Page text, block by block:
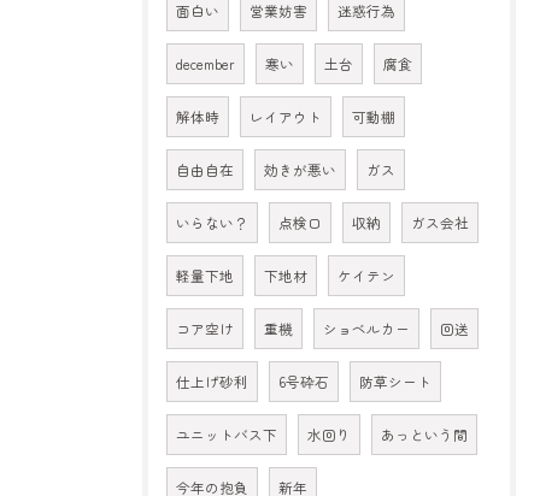
面白い 営業妨害 迷惑行為
december 寒い 土台 腐食
解体時 レイアウト 可動棚
自由自在 効きが悪い ガス
いらない？ 点検口 収納 ガス会社
軽量下地 下地材 ケイテン
コア空け 重機 ショベルカー 回送
仕上げ砂利 6号砕石 防草シート
ユニットバス下 水回り あっという間
今年の抱負 新年